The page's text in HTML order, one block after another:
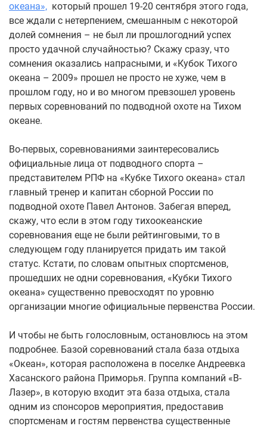
океана», который прошел 19-20 сентября этого года,
все ждали с нетерпением, смешанным с некоторой
долей сомнения – не был ли прошлогодний успех
просто удачной случайностью? Скажу сразу, что
сомнения оказались напрасными, и «Кубок Тихого
океана – 2009» прошел не просто не хуже, чем в
прошлом году, но и во многом превзошел уровень
первых соревнований по подводной охоте на Тихом
океане.
Во-первых, соревнованиями заинтересовались
официальные лица от подводного спорта –
представителем РПФ на «Кубке Тихого океана» стал
главный тренер и капитан сборной России по
подводной охоте Павел Антонов. Забегая вперед,
скажу, что если в этом году тихоокеанские
соревнования еще не были рейтинговыми, то в
следующем году планируется придать им такой
статус. Кстати, по словам опытных спортсменов,
прошедших не одни соревнования, «Кубки Тихого
океана» существенно превосходят по уровню
организации многие официальные первенства России.
И чтобы не быть голословным, остановлюсь на этом
подробнее. Базой соревнований стала база отдыха
«Океан», которая расположена в поселке Андреевка
Хасанского района Приморья. Группа компаний «В-
Лазер», в которую входит эта база отдыха, стала
одним из спонсоров мероприятия, предоставив
спортсменам и гостям первенства существенные